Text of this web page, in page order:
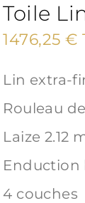
Toile
1476,25€
Lin extra-
Rouleau
Laize 2.12
Enduction
4 couches